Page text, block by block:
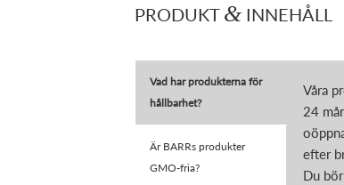
PRODUKT &INNEHÅLL
Vad har produkterna för
hållbarhet?
Är BARRs produkter
GMO-fria?
Våra
24
efter
Du